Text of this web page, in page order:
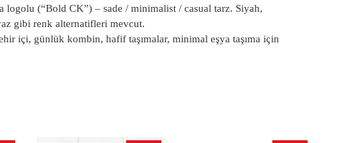
logolu (“Bold CK”) – sade / minimalist / casual tarz. Siyah,
gibi renk alternatifleri mevcut.
içi, günlük kombin, hafif taşımalar, minimal eşya taşıma için